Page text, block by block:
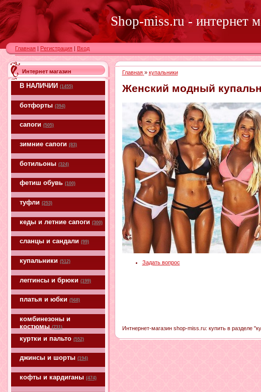
Shop-miss.ru - интернет
Главная | Регистрация | Вход
Интернет магазин
В НАЛИЧИИ(1455)
ботфорты(394)
сапоги(505)
зимние сапоги(83)
ботильоны(324)
фетиш обувь(100)
туфли(253)
кеды и летние сапоги(300)
сланцы и сандали(99)
купальники(512)
леггинсы и брюки(199)
платья и юбки(568)
комбинезоны и
костюмы(731)
куртки и пальто(552)
джинсы и шорты(194)
кофты и кардиганы(474)
Главная » купальники
Женский модный
Задать вопрос
Интнернет-магазин shop-miss.ru: купить в разделе